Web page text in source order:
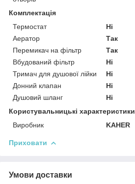
Комплектація
Термостат
Ні
Аератор
Так
Перемикач на фільтр
Так
Вбудований фільтр
Ні
Тримач для душової лійки
Ні
Донний клапан
Ні
Душовий шланг
Ні
Користувальницькі характеристики
Виробник
KAHER
Приховати
Умови доставки